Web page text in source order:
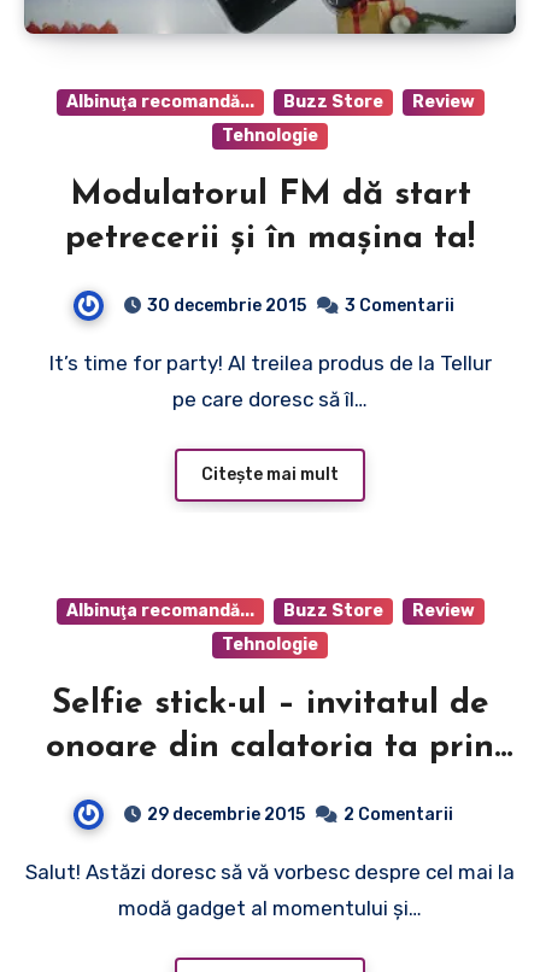
Albinuţa recomandă... Buzz Store
Review
Tehnologie
Modulatorul FM dă start
petrecerii şi în maşina ta!
30 decembrie 2015 3 Comentarii
It’s time for party! Al treilea produs de la Tellur
pe care doresc să îl…
Citește mai mult
Albinuţa recomandă... Buzz Store
Review
Tehnologie
Selfie stick-ul – invitatul de
onoare din calatoria ta prin
29 decembrie 2015 2 Comentarii
Salut! Astăzi doresc să vă vorbesc despre cel mai la
modă gadget al momentului şi…